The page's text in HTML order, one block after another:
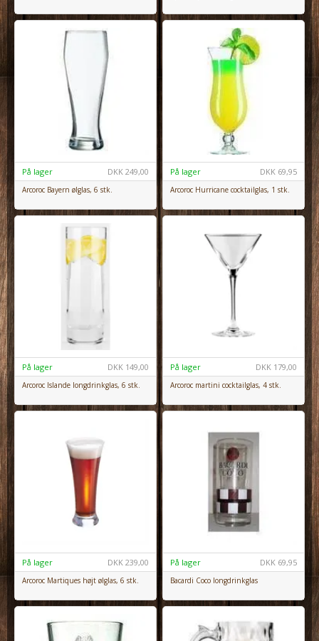
DKK 249,00
På lager
Arcoroc Bayern ølglas, 6 stk.
DKK 69,95
På lager
Arcoroc Hurricane cocktailglas, 1 stk.
DKK 149,00
På lager
Arcoroc Islande longdrinkglas, 6 stk.
DKK 179,00
På lager
Arcoroc martini cocktailglas, 4 stk.
DKK 239,00
På lager
Arcoroc Martiques højt ølglas, 6 stk.
DKK 69,95
På lager
Bacardi Coco longdrinkglas